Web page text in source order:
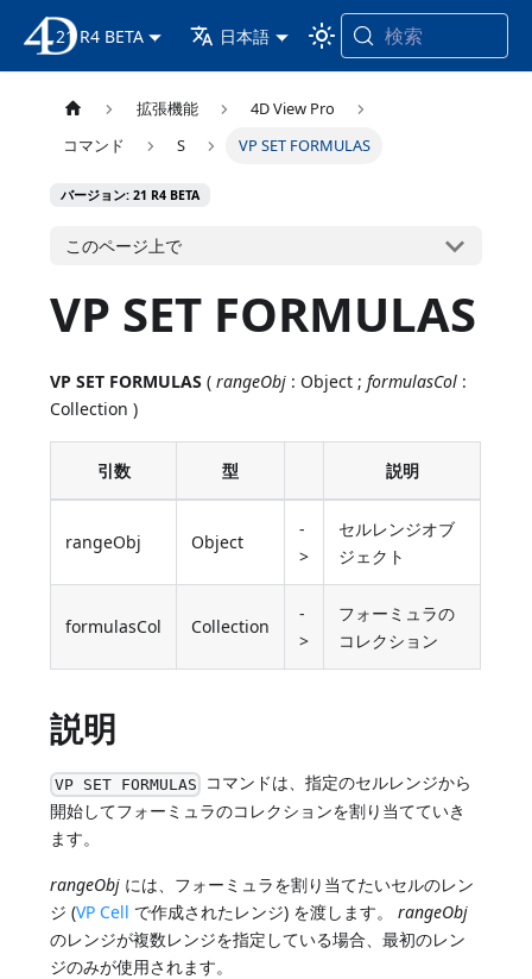
4D ドキュメンテーション
21 R4 BETA 日本語 検索
拡張機能
4D View Pro
コマンド
S VP SET FORMULAS
バージョン: 21 R4 BETA
このページ上で
VP SET FORMULAS
VP SET FORMULAS (rangeObj : Object ;formulasCol :
Collection )
引数 型 説明
rangeObj Object
-
>
セルレンジオブ
ジェクト
formulasCol Collection
-
>
フォーミュラの
コレクション
説明
VP SET FORMULAS コマンドは、指定のセルレンジから
開始してフォーミュラのコレクションを割り当てていき
ます。
rangeObj には、フォーミュラを割り当てたいセルのレン
ジ (VP Cell で作成されたレンジ) を渡します。rangeObj
のレンジが複数レンジを指定している場合、最初のレン
ジのみが使用されます。